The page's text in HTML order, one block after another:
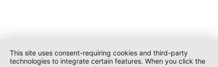
This site uses consent-requiring cookies and third-party
technologies to integrate certain features. When you click the